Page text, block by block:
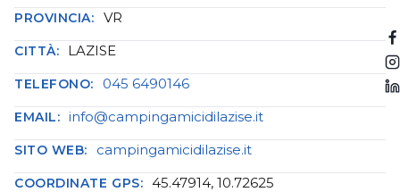
PROVINCIA: VR
CITTÀ: LAZISE
TELEFONO: 045 6490146
EMAIL: info@campingamicidilazise.it
SITO WEB: campingamicidilazise.it
COORDINATE GPS: 45.47914, 10.72625